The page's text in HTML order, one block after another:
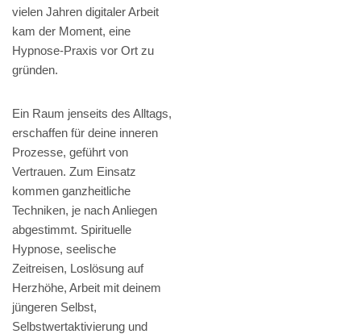
vielen Jahren digitaler Arbeit
kam der Moment, eine
Hypnose-Praxis vor Ort zu
gründen.
Ein Raum jenseits des Alltags,
erschaffen für deine inneren
Prozesse, geführt von
Vertrauen. Zum Einsatz
kommen ganzheitliche
Techniken, je nach Anliegen
abgestimmt. Spirituelle
Hypnose, seelische
Zeitreisen, Loslösung auf
Herzhöhe, Arbeit mit deinem
jüngeren Selbst,
Selbstwertaktivierung und